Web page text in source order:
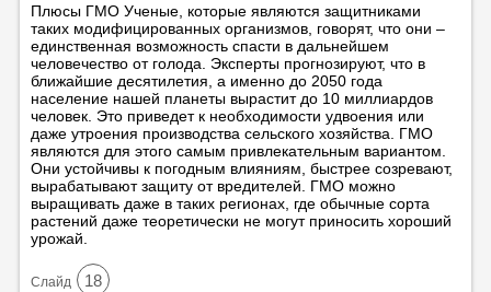
Плюсы ГМО Ученые, которые являются защитниками
таких модифицированных организмов, говорят, что они –
единственная возможность спасти в дальнейшем
человечество от голода. Эксперты прогнозируют, что в
ближайшие десятилетия, а именно до 2050 года
население нашей планеты вырастит до 10 миллиардов
человек. Это приведет к необходимости удвоения или
даже утроения производства сельского хозяйства. ГМО
являются для этого самым привлекательным вариантом.
Они устойчивы к погодным влияниям, быстрее созревают,
вырабатывают защиту от вредителей. ГМО можно
выращивать даже в таких регионах, где обычные сорта
растений даже теоретически не могут приносить хороший
урожай.
Cлайд 18